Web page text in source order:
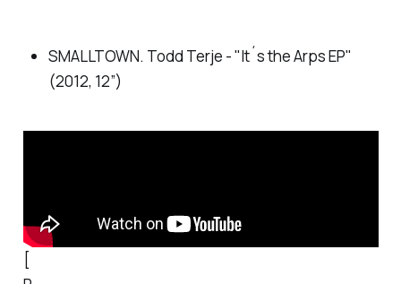
SMALLTOWN. Todd Terje - "It´s the Arps EP"
(2012, 12”)
[